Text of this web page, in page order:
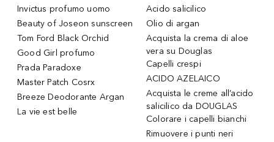
Invictus profumo uomo
Beauty of Joseon sunscreen
Tom Ford Black Orchid
Good Girl profumo
Prada Paradoxe
Master Patch Cosrx
Breeze Deodorante Argan
La vie est belle
Acido salicilico
Olio di argan
Acquista la crema di aloe
vera su Douglas
Capelli crespi
ACIDO AZELAICO
Acquista le creme all’acido
salicilico da DOUGLAS
Colorare i capelli bianchi
Rimuovere i punti neri